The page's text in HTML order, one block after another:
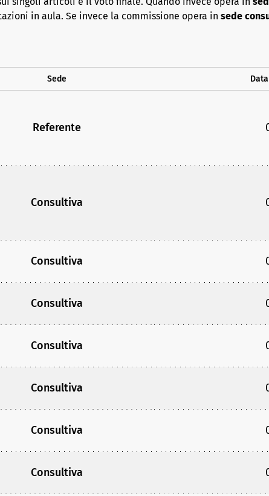
in aula. Se invece la commissione opera in sede
Sede
Referente
Consultiva
Consultiva
Consultiva
Consultiva
Consultiva
Consultiva
Consultiva